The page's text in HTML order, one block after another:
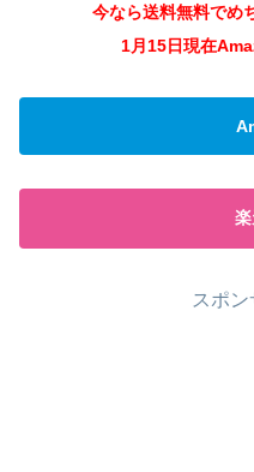
今なら送料無料でめ
1月15日現在
スポン